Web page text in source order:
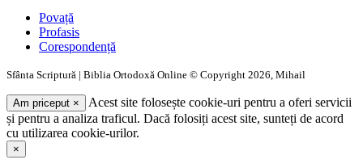
Povață
Profasis
Corespondență
Sfânta Scriptură | Biblia Ortodoxă Online © Copyright 2026, Mihail
Am priceput ×
Acest site folosește cookie-uri pentru a oferi servicii
și pentru a analiza traficul. Dacă folosiți acest site, sunteți de acord
cu utilizarea cookie-urilor.
×